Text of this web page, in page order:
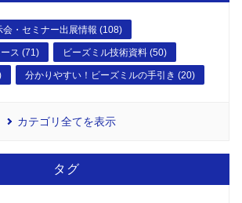
会・セミナー出展情報 (108)
ス (71) ビーズミル技術資料 (50)
分かりやすい！ビーズミルの手引き (20)
カテゴリ全てを表示
タグ